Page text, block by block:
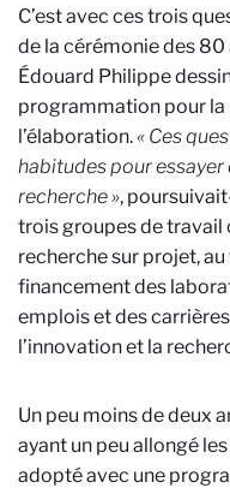
C’est avec ces trois
de la cérémonie des 80
Édouard Philippe
programmation pour
l’élaboration.« Ces
habitudes pour essayer
recherche »,
trois groupes de travail
recherche sur projet,
financement des
emplois et des
l’innovation et la
Un peu moins de deux
ayant un peu allongé
adopté avec une